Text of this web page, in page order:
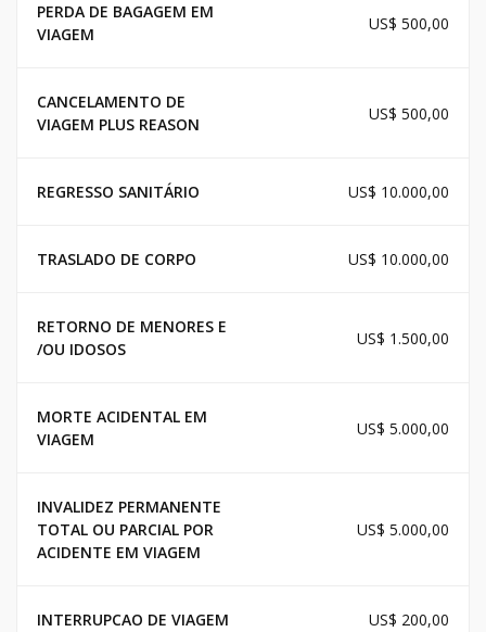
PERDA DE BAGAGEM EM
VIAGEM
US$ 500,00
CANCELAMENTO DE
VIAGEM PLUS REASON
US$ 500,00
REGRESSO SANITÁRIO US$ 10.000,00
TRASLADO DE CORPO US$ 10.000,00
RETORNO DE MENORES E
/OU IDOSOS
US$ 1.500,00
MORTE ACIDENTAL EM
VIAGEM
US$ 5.000,00
INVALIDEZ PERMANENTE
TOTAL OU PARCIAL POR
ACIDENTE EM VIAGEM
US$ 5.000,00
INTERRUPCAO DE VIAGEM US$ 200,00